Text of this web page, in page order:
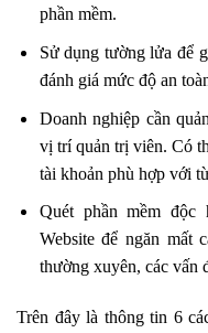
phần mềm.
Sử dụng tường lửa để
đánh giá mức độ an
Doanh nghiệp cần
vị trí quản trị viên. Có
tài khoản phù hợp với
Quét phần mềm
Website để ngăn mất
thường xuyên, các vấn
Trên đây là thông tin 6